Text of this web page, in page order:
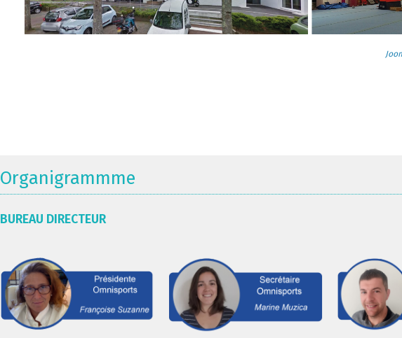
Organigrammme
BUREAU DIRECTEUR